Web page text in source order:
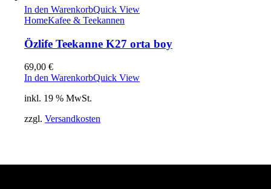
In den WarenkorbQuick View
HomeKafee & Teekannen
Özlife Teekanne K27 orta boy
69,00 €
In den WarenkorbQuick View
inkl. 19 % MwSt.
zzgl. Versandkosten